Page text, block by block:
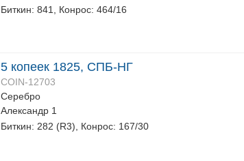
Биткин: 841, Конрос: 464/16
5 копеек 1825, СПБ-НГ
COIN-12703
Серебро
Александр 1
Биткин: 282 (R3), Конрос: 167/30